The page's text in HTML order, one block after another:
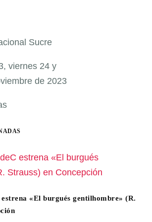
Sucre
viernes 24 y
de 2023
«El burgués gentilhombre» (R.